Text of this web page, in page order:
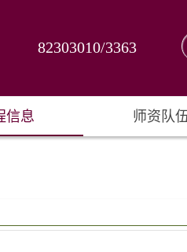
82303010/3363
信息 师资队